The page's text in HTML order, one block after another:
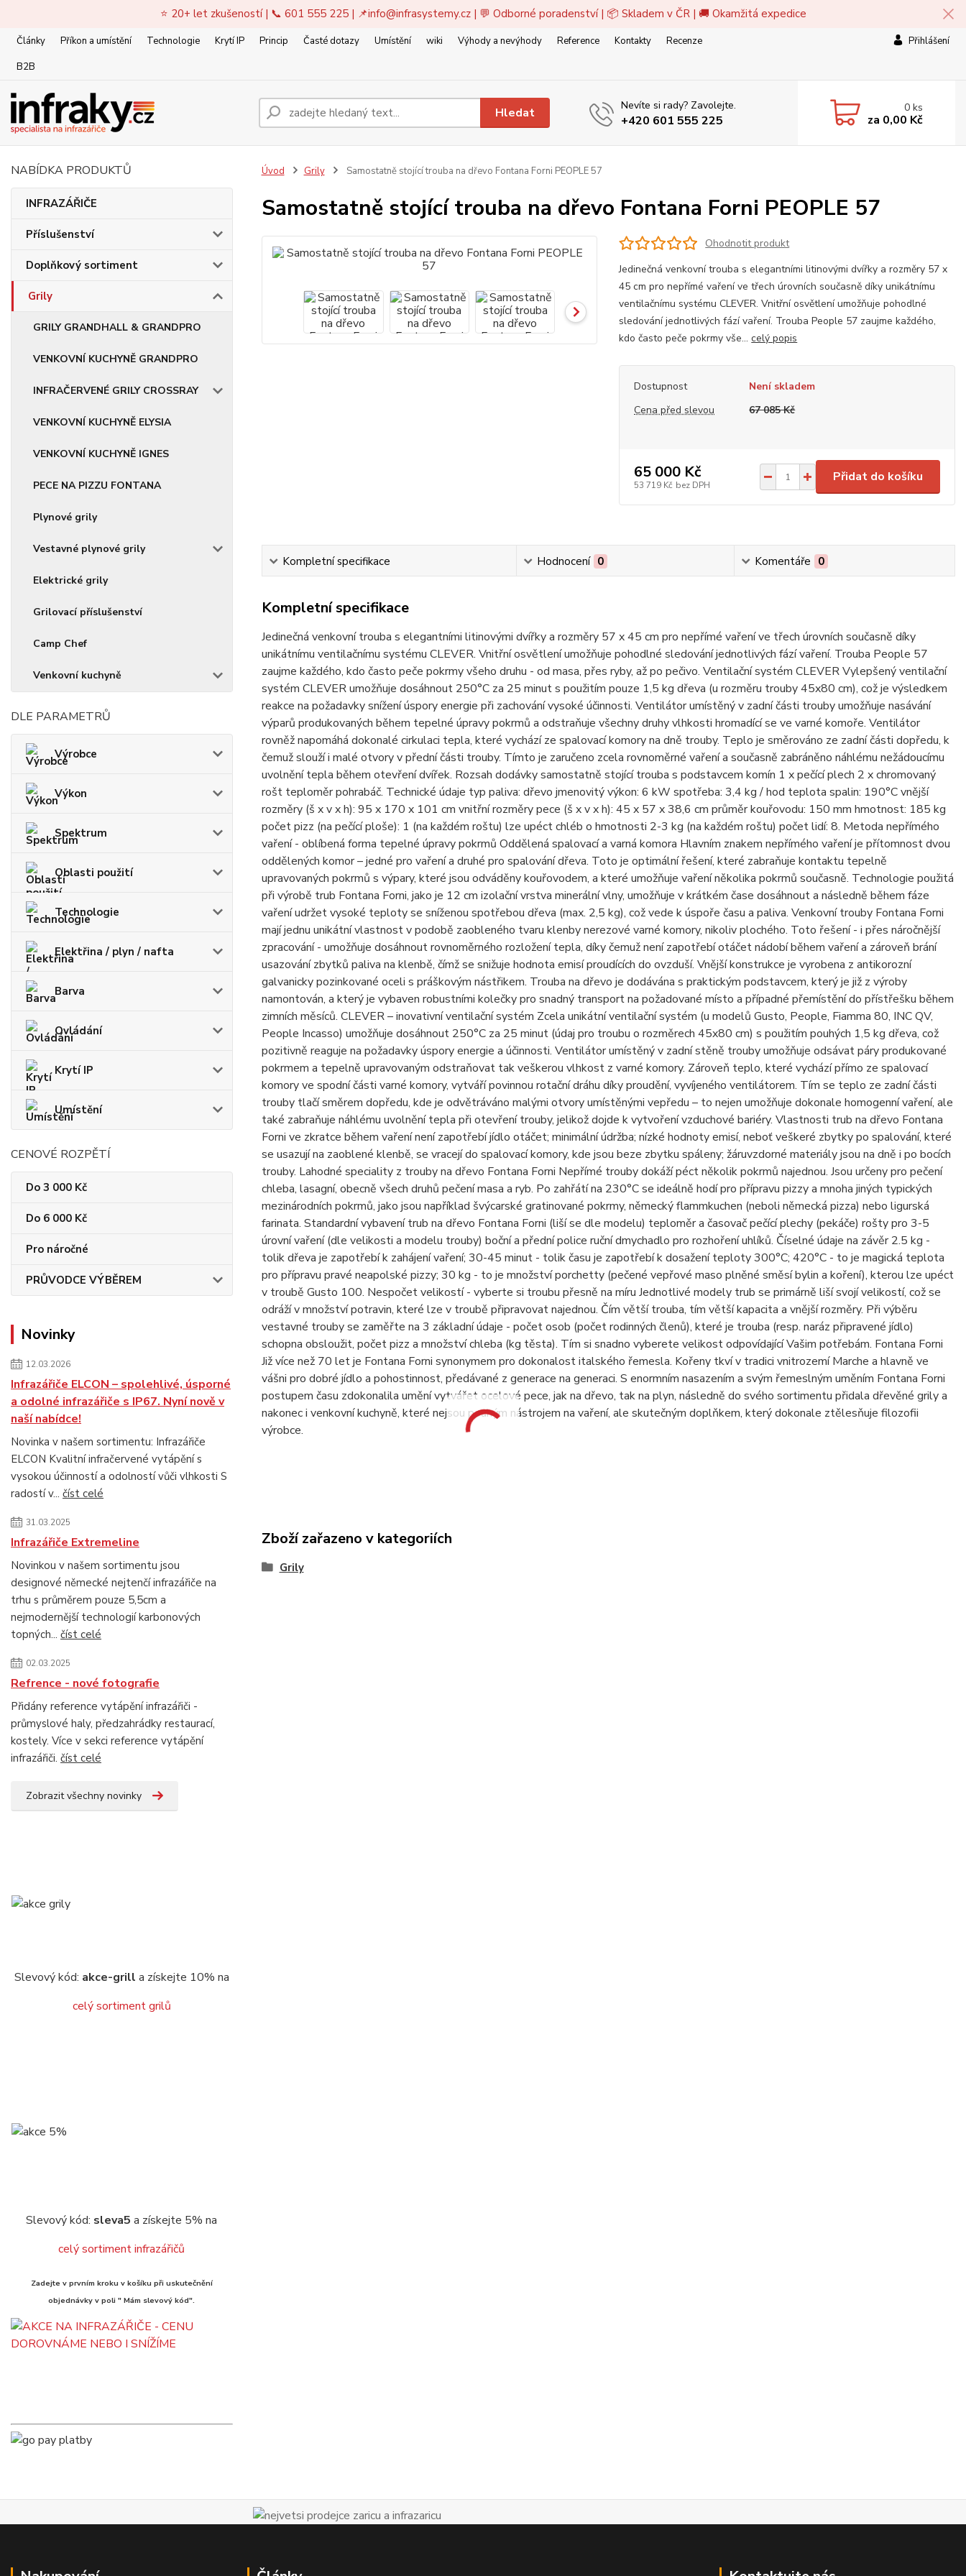
⭐ 20+ let zkušeností | 📞 601 555 225 | 📌info@infrasystemy.cz| 💬 Odborné poradenství | 📦 Skladem v ČR | 🚚 Okamžitá expedice
Články Příkon a umístění Technologie Krytí IP Princip Časté dotazy Umístění wiki Výhody a nevýhody Reference Kontakty
Recenze
B2B
Přihlášení
Hledat Nevíte si rady? Zavolejte.
+420 601 555 225
0 ks
za 0,00 Kč
NABÍDKA PRODUKTŮ
INFRAZÁŘIČE
Příslušenství
Doplňkový sortiment
Grily
GRILY GRANDHALL & GRANDPRO
VENKOVNÍ KUCHYNĚ GRANDPRO
INFRAČERVENÉ GRILY CROSSRAY
VENKOVNÍ KUCHYNĚ ELYSIA
VENKOVNÍ KUCHYNĚ IGNES
PECE NA PIZZU FONTANA
Plynové grily
Vestavné plynové grily
Elektrické grily
Grilovací příslušenství
Camp Chef
Venkovní kuchyně
DLE PARAMETRŮ
Výrobce
Výkon
Spektrum
Oblasti použití
Technologie
Elektřina / plyn / nafta
Barva
Ovládání
Krytí IP
Umístění
CENOVÉ ROZPĚTÍ
Do 3 000 Kč
Do 6 000 Kč
Pro náročné
PRŮVODCE VÝBĚREM
Novinky
12.03.2026
Infrazářiče ELCON – spolehlivé, úsporné
a odolné infrazářiče s IP67. Nyní nově v
naší nabídce!
Novinka v našem sortimentu: Infrazářiče
ELCON Kvalitní infračervené vytápění s
vysokou účinností a odolností vůči vlhkosti S
radostí v... číst celé
31.03.2025
Infrazářiče Extremeline
Novinkou v našem sortimentu jsou
designové německé nejtenčí infrazářiče na
trhu s průměrem pouze 5,5cm a
nejmodernější technologií karbonových
topných... číst celé
02.03.2025
Refrence - nové fotografie
Přidány reference vytápění infrazářiči -
průmyslové haly, předzahrádky restaurací,
kostely. Více v sekci reference vytápění
infrazářiči. číst celé
Zobrazit všechny novinky
Slevový kód: akce-grill a získejte 10% na
celý sortiment grilů
Slevový kód: sleva5 a získejte 5% na
celý sortiment infrazářičů
Zadejte v prvním kroku v košíku při uskutečnění
objednávky v poli " Mám slevový kód".
Úvod Grily Samostatně stojící trouba na dřevo Fontana Forni PEOPLE 57
Samostatně stojící trouba na dřevo Fontana Forni PEOPLE 57
Ohodnotit produkt
Jedinečná venkovní trouba s elegantními litinovými dvířky a rozměry 57 x
45 cm pro nepřímé vaření ve třech úrovních současně díky unikátnímu
ventilačnímu systému CLEVER. Vnitřní osvětlení umožňuje pohodlné
sledování jednotlivých fází vaření. Trouba People 57 zaujme každého,
kdo často peče pokrmy vše...celý popis
Dostupnost
Není skladem
Cena před slevou
67 085 Kč
65 000 Kč
53 719 Kč bez DPH
Přidat do košíku
Kompletní specifikace Hodnocení 0 Komentáře 0
Kompletní specifikace
Jedinečná venkovní trouba s elegantními litinovými dvířky a rozměry 57 x 45 cm pro nepřímé vaření ve třech úrovních současně díky
unikátnímu ventilačnímu systému CLEVER. Vnitřní osvětlení umožňuje pohodlné sledování jednotlivých fází vaření. Trouba People 57
zaujme každého, kdo často peče pokrmy všeho druhu - od masa, přes ryby, až po pečivo. Ventilační systém CLEVER Vylepšený ventilační
systém CLEVER umožňuje dosáhnout 250°C za 25 minut s použitím pouze 1,5 kg dřeva (u rozměru trouby 45x80 cm), což je výsledkem
reakce na požadavky snížení úspory energie při zachování vysoké účinnosti. Ventilátor umístěný v zadní části trouby umožňuje nasávání
výparů produkovaných během tepelné úpravy pokrmů a odstraňuje všechny druhy vlhkosti hromadící se ve varné komoře. Ventilátor
rovněž napomáhá dokonalé cirkulaci tepla, které vychází ze spalovací komory na dně trouby. Teplo je směrováno ze zadní části dopředu, k
čemuž slouží i malé otvory v přední části trouby. Tímto je zaručeno zcela rovnoměrné vaření a současně zabráněno náhlému nežádoucímu
uvolnění tepla během otevření dvířek. Rozsah dodávky samostatně stojící trouba s podstavcem komín 1 x pečící plech 2 x chromovaný
rošt teploměr pohrabáč. Technické údaje typ paliva: dřevo jmenovitý výkon: 6 kW spotřeba: 3,4 kg / hod teplota spalin: 190°C vnější
rozměry (š x v x h): 95 x 170 x 101 cm vnitřní rozměry pece (š x v x h): 45 x 57 x 38,6 cm průměr kouřovodu: 150 mm hmotnost: 185 kg
počet pizz (na pečící ploše): 1 (na každém roštu) lze upéct chléb o hmotnosti 2-3 kg (na každém roštu) počet lidí: 8. Metoda nepřímého
vaření - oblíbená forma tepelné úpravy pokrmů Oddělená spalovací a varná komora Hlavním znakem nepřímého vaření je přítomnost dvou
oddělených komor – jedné pro vaření a druhé pro spalování dřeva. Toto je optimální řešení, které zabraňuje kontaktu tepelně
upravovaných pokrmů s výpary, které jsou odváděny kouřovodem, a které umožňuje vaření několika pokrmů současně. Technologie použitá
při výrobě trub Fontana Forni, jako je 12 cm izolační vrstva minerální vlny, umožňuje v krátkém čase dosáhnout a následně během fáze
vaření udržet vysoké teploty se sníženou spotřebou dřeva (max. 2,5 kg), což vede k úspoře času a paliva. Venkovní trouby Fontana Forni
mají jednu unikátní vlastnost v podobě zaobleného tvaru klenby nerezové varné komory, nikoliv plochého. Toto řešení - i přes náročnější
zpracování - umožňuje dosáhnout rovnoměrného rozložení tepla, díky čemuž není zapotřebí otáčet nádobí během vaření a zároveň brání
usazování zbytků paliva na klenbě, čímž se snižuje hodnota emisí proudících do ovzduší. Vnější konstrukce je vyrobena z antikorozní
galvanicky pozinkované oceli s práškovým nástřikem. Trouba na dřevo je dodávána s praktickým podstavcem, který je již z výroby
namontován, a který je vybaven robustními kolečky pro snadný transport na požadované místo a případné přemístění do přístřešku během
zimních měsíců. CLEVER – inovativní ventilační systém Zcela unikátní ventilační systém (u modelů Gusto, People, Fiamma 80, INC QV,
People Incasso) umožňuje dosáhnout 250°C za 25 minut (údaj pro troubu o rozměrech 45x80 cm) s použitím pouhých 1,5 kg dřeva, což
pozitivně reaguje na požadavky úspory energie a účinnosti. Ventilátor umístěný v zadní stěně trouby umožňuje odsávat páry produkované
pokrmem a tepelně upravovaným odstraňovat tak veškerou vlhkost z varné komory. Zároveň teplo, které vychází přímo ze spalovací
komory ve spodní části varné komory, vytváří povinnou rotační dráhu díky proudění, vyvíjeného ventilátorem. Tím se teplo ze zadní části
trouby tlačí směrem dopředu, kde je odvětráváno malými otvory umístěnými vepředu – to nejen umožňuje dokonale homogenní vaření, ale
také zabraňuje náhlému uvolnění tepla při otevření trouby, jelikož dojde k vytvoření vzduchové bariéry. Vlastnosti trub na dřevo Fontana
Forni ve zkratce během vaření není zapotřebí jídlo otáčet; minimální údržba; nízké hodnoty emisí, neboť veškeré zbytky po spalování, které
se usazují na zaoblené klenbě, se vracejí do spalovací komory, kde jsou beze zbytku spáleny; žáruvzdorné materiály jsou na dně i po bocích
trouby. Lahodné speciality z trouby na dřevo Fontana Forni Nepřímé trouby dokáží péct několik pokrmů najednou. Jsou určeny pro pečení
chleba, lasagní, obecně všech druhů pečení masa a ryb. Po zahřátí na 230°C se ideálně hodí pro přípravu pizzy a mnoha jiných typických
mezinárodních pokrmů, jako jsou například švýcarské gratinované pokrmy, německý flammkuchen (neboli německá pizza) nebo ligurská
farinata. Standardní vybavení trub na dřevo Fontana Forni (liší se dle modelu) teploměr a časovač pečící plechy (pekáče) rošty pro 3-5
úrovní vaření (dle velikosti a modelu trouby) boční a přední police ruční dmychadlo pro rozhoření uhlíků. Číselné údaje na závěr 2.5 kg -
tolik dřeva je zapotřebí k zahájení vaření; 30-45 minut - tolik času je zapotřebí k dosažení teploty 300°C; 420°C - to je magická teplota
pro přípravu pravé neapolské pizzy; 30 kg - to je množství porchetty (pečené vepřové maso plněné směsí bylin a koření), kterou lze upéct
v troubě Gusto 100. Nespočet velikostí - vyberte si troubu přesně na míru Jednotlivé modely trub se primárně liší svojí velikostí, což se
odráží v množství potravin, které lze v troubě připravovat najednou. Čím větší trouba, tím větší kapacita a vnější rozměry. Při výběru
vestavné trouby se zaměřte na 3 základní údaje - počet osob (počet rodinných členů), které je trouba (resp. naráz připravené jídlo)
schopna obsloužit, počet pizz a množství chleba (kg těsta). Tím si snadno vyberete velikost odpovídající Vašim potřebám. Fontana Forni
Již více než 70 let je Fontana Forni synonymem pro dokonalost italského řemesla. Kořeny tkví v tradici vnitrozemí Marche a hlavně ve
vášni pro dobré jídlo a pohostinnost, předávané z generace na generaci. S enormním nasazením a svým řemeslným uměním Fontana Forni
postupem času zdokonalila umění vytvářet ocelové pece, jak na dřevo, tak na plyn, následně do svého sortimentu přidala dřevěné grily a
nakonec i venkovní kuchyně, které nejsou pouhým nástrojem na vaření, ale skutečným doplňkem, který dokonale ztělesňuje filozofii
výrobce.
Zboží zařazeno v kategoriích
Grily